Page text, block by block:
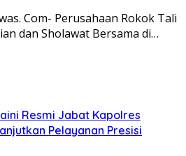
Com- Perusahaan Rokok Tali
dan Sholawat Bersama di…
Resmi Jabat Kapolres
Pelayanan Presisi